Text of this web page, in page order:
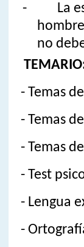
- La
no
- Temas
- Temas
- Temas
- Test
- Lengua
-